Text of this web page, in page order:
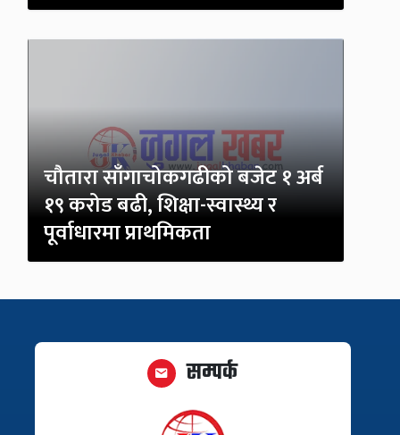
चौतारा साँगाचोकगढीको बजेट १ अर्ब
१९ करोड बढी, शिक्षा-स्वास्थ्य र
पूर्वाधारमा प्राथमिकता
सम्पर्क